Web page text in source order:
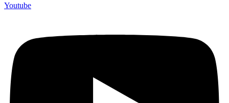
Youtube